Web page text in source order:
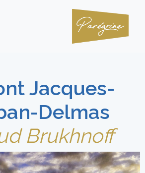
Jacques-
Delmas
Brukhnoff